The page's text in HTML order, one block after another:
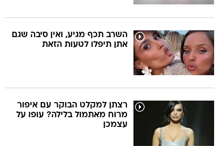
השרב תכף מגיע, ואין סיבה שגם
אתן תיפלו לטעות הזאת
רצתן למקלט הבוקר עם איפור
מרוח מאתמול בלילה? עופו על
עצמכן